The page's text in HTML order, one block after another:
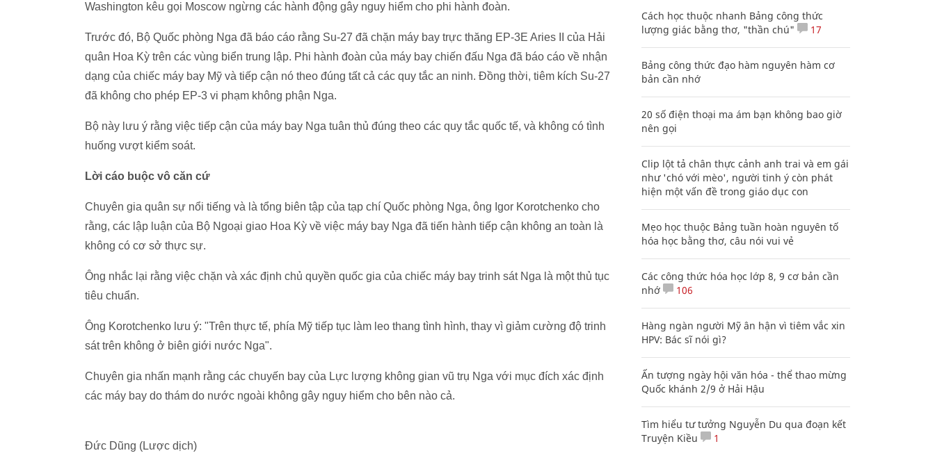
Washington kêu gọi Moscow ngừng các hành động gây nguy hiểm cho phi hành đoàn.
Trước đó, Bộ Quốc phòng Nga đã báo cáo rằng Su-27 đã chặn máy bay trực thăng EP-3E Aries II của Hải
quân Hoa Kỳ trên các vùng biển trung lập. Phi hành đoàn của máy bay chiến đấu Nga đã báo cáo về nhận
dạng của chiếc máy bay Mỹ và tiếp cận nó theo đúng tất cả các quy tắc an ninh. Đồng thời, tiêm kích Su-27
đã không cho phép EP-3 vi phạm không phận Nga.
Bộ này lưu ý rằng việc tiếp cận của máy bay Nga tuân thủ đúng theo các quy tắc quốc tế, và không có tình
huống vượt kiểm soát.
Lời cáo buộc vô căn cứ
Chuyên gia quân sự nổi tiếng và là tổng biên tập của tạp chí Quốc phòng Nga, ông Igor Korotchenko cho
rằng, các lập luận của Bộ Ngoại giao Hoa Kỳ về việc máy bay Nga đã tiến hành tiếp cận không an toàn là
không có cơ sở thực sự.
Ông nhắc lại rằng việc chặn và xác định chủ quyền quốc gia của chiếc máy bay trinh sát Nga là một thủ tục
tiêu chuẩn.
Ông Korotchenko lưu ý: "Trên thực tế, phía Mỹ tiếp tục làm leo thang tình hình, thay vì giảm cường độ trinh
sát trên không ở biên giới nước Nga".
Chuyên gia nhấn mạnh rằng các chuyến bay của Lực lượng không gian vũ trụ Nga với mục đích xác định
các máy bay do thám do nước ngoài không gây nguy hiểm cho bên nào cả.
Đức Dũng (Lược dịch)
Cách học thuộc nhanh Bảng công thức
lượng giác bằng thơ, "thần chú"
17
Bảng công thức đạo hàm nguyên hàm cơ
bản cần nhớ
20 số điện thoại ma ám bạn không bao giờ
nên gọi
Clip lột tả chân thực cảnh anh trai và em gái
như 'chó với mèo', người tinh ý còn phát
hiện một vấn đề trong giáo dục con
Mẹo học thuộc Bảng tuần hoàn nguyên tố
hóa học bằng thơ, câu nói vui vẻ
Các công thức hóa học lớp 8, 9 cơ bản cần
nhớ
106
Hàng ngàn người Mỹ ân hận vì tiêm vắc xin
HPV: Bác sĩ nói gì?
Ấn tượng ngày hội văn hóa - thể thao mừng
Quốc khánh 2/9 ở Hải Hậu
Tìm hiểu tư tưởng Nguyễn Du qua đoạn kết
Truyện Kiều
1